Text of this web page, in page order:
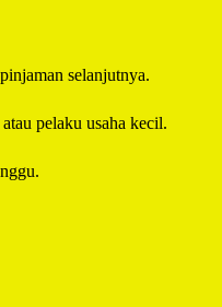
selanjutnya.
pelaku usaha kecil.